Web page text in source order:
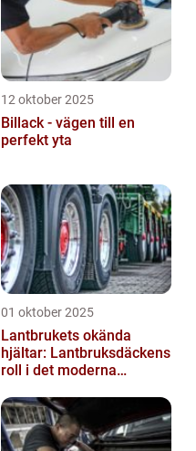
12 oktober 2025
Billack - vägen till en
perfekt yta
01 oktober 2025
Lantbrukets okända
hjältar: Lantbruksdäckens
roll i det moderna